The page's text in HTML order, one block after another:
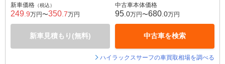
新車価格 （税込）
249 .9万円〜350 .7万円
新車見積もり(無料)
中古車本体価格
95 .0万円〜680 .0万円
中古車を検索
ハイラックスサーフの車買取相場を調べる